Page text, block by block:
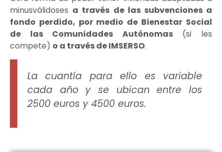
minusválidoses a través de las subvenciones a
fondo perdido, por medio de Bienestar Social
de las Comunidades Autónomas(si les
compete) o a través de IMSERSO.
La cuantía para ello es variable
cada año y se ubican entre los
2500 euros y 4500 euros.